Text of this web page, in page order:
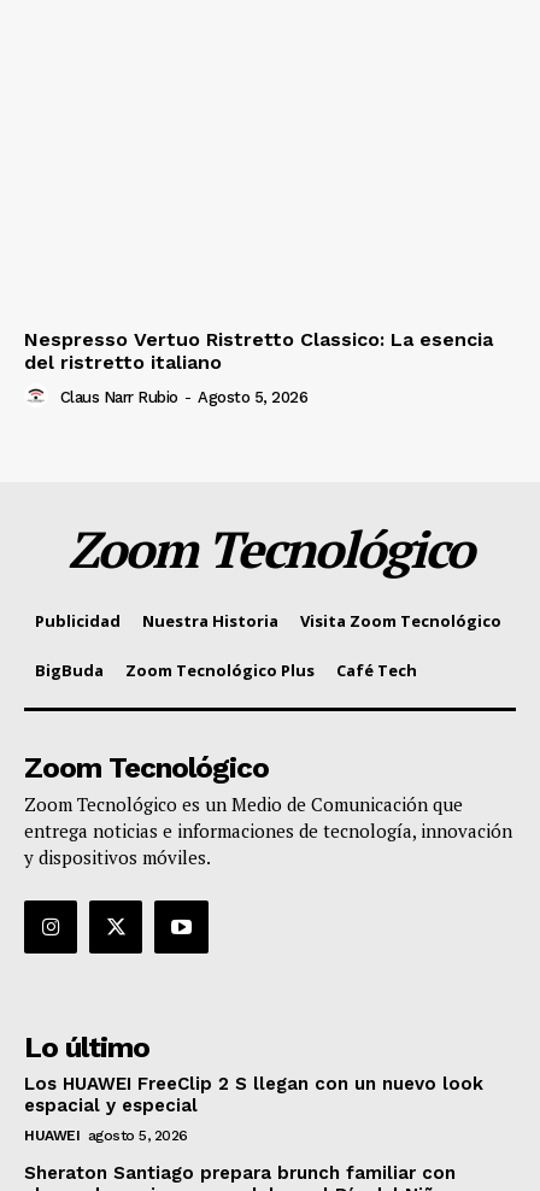
Nespresso Vertuo Ristretto Classico: La esencia
del ristretto italiano
Claus Narr Rubio - Agosto 5, 2026
Zoom Tecnológico
Publicidad Nuestra Historia Visita Zoom Tecnológico
BigBuda Zoom Tecnológico Plus Café Tech
Zoom Tecnológico
Zoom Tecnológico es un Medio de Comunicación que
entrega noticias e informaciones de tecnología, innovación
y dispositivos móviles.
Lo último
Los HUAWEI FreeClip 2 S llegan con un nuevo look
espacial y especial
HUAWEI agosto 5, 2026
Sheraton Santiago prepara brunch familiar con